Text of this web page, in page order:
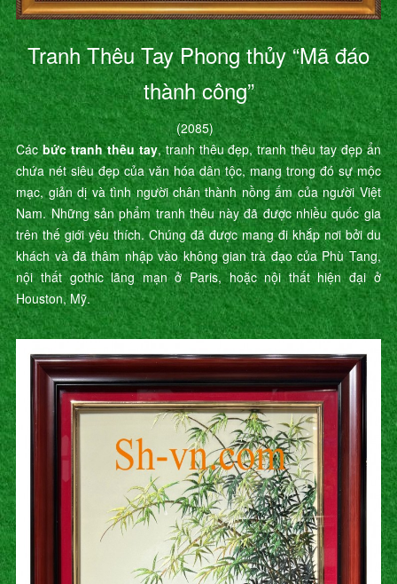
Tranh Thêu Tay Phong thủy “Mã đáo
thành công”
(2085)
Cácbức tranh thêu tay, tranh thêu đẹp, tranh thêu tay đẹp ẩn
chứa nét siêu đẹp của văn hóa dân tộc, mang trong đó sự mộc
mạc, giản dị và tình người chân thành nồng ấm của người Việt
Nam. Những sản phẩm tranh thêu này đã được nhiều quốc gia
trên thế giới yêu thích. Chúng đã được mang đi khắp nơi bởi du
khách và đã thâm nhập vào không gian trà đạo của Phù Tang,
nội thất gothic lãng mạn ở Paris, hoặc nội thất hiện đại ở
Houston, Mỹ.